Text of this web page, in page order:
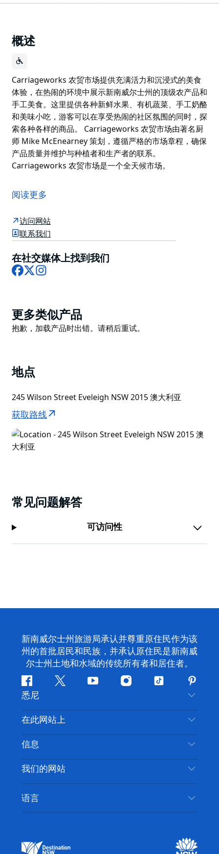
概述
Carriageworks 农贸市场提供充满活力和沉浸式的美食
体验，在热闹的环境中展示新南威尔士州的顶级农产品和
手工美食。这里提供各种新鲜水果、有机蔬菜、手工奶酪
和美味小吃，游客可以在享受热闹的社区氛围的同时，探
索各种各样的商品。 Carriageworks 农贸市场由著名厨
师 Mike McEnearney 策划，遵循严格的市场章程，确保
产品质量并维护与种植者和生产者的联系。
Carriageworks 农贸市场是一个全天候市场。
体验，在热闹的环境中展示新南威尔士州的顶级农产品和
手工美食。这里提供各种新鲜水果、有机蔬菜、手工奶酪
和美味小吃，游客可以在享受热闹的社区氛围的同时，探
索各种各样的商品。
Carriageworks 农贸市场由著名厨师 Mike McEnearney
策划，遵循严格的市场章程，确保产品质量并维护与种植
者和生产者的联系。
阅读更多
访问网站
联系我们
在社交媒体上找到我们
Facebook
X
Product
List
更多类似产品
Product
抱歉，加载产品时出错。请稍后重试。
地点
245 Wilson Street Eveleigh NSW 2015 澳大利亚
获取路线
常见问题解答
可访问性
新南威尔士州旅游局承认并尊重原住民作为该
州的首批居民和民族，并承认原住民是新南威
尔士州土地和水域的传统所有者和居住者。
Facebook叽
喳
喳
YouTubeInstagram
抖
悉尼
联系我们
免责声明
隐私
Cookie 通知
在此网站上
目的地
推荐活动
新南威尔士州公路旅行
活动
住宿
信息
旅行信息
无障碍悉尼
列出您的业务
我们的网站
新南威尔士州旅游局媒体中心
语言